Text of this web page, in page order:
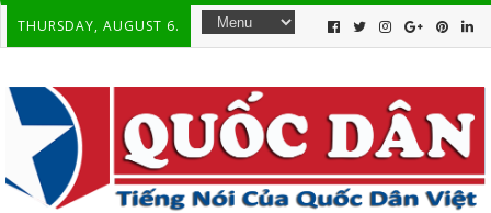
THURSDAY, AUGUST 6.